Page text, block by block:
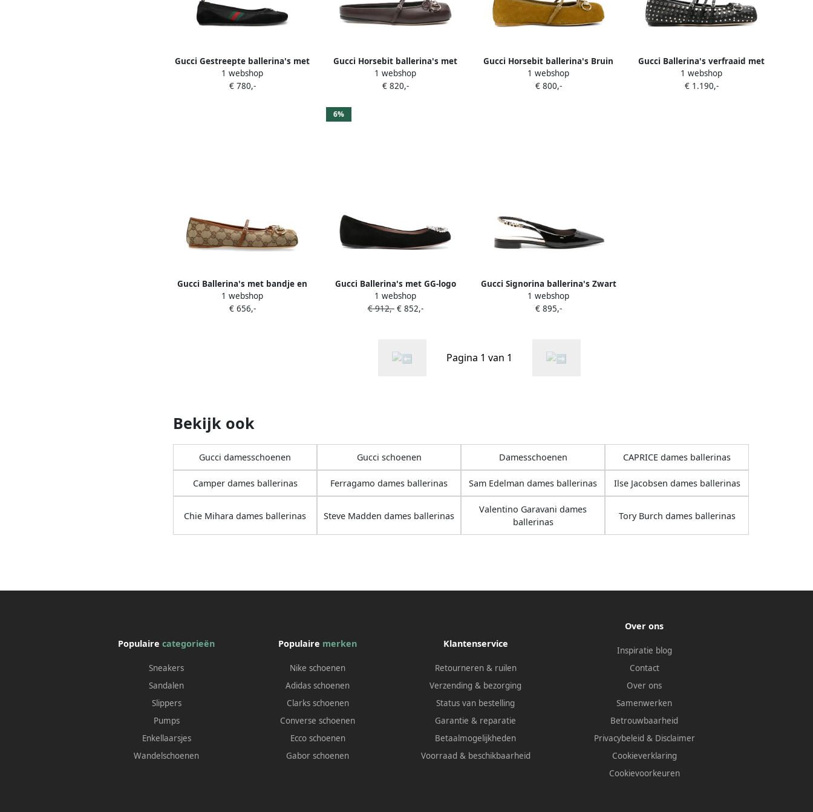
Gucci Gestreepte ballerina's met
strik Zwart
1 webshop
€ 780,-
Gucci Horsebit ballerina's met
bandje Bruin
1 webshop
€ 820,-
Gucci Horsebit ballerina's Bruin
1 webshop
€ 800,-
Gucci Ballerina's verfraaid met
studs Zwart
1 webshop
€ 1.190,-
Gucci Ballerina's met bandje en
print Beige
1 webshop
€ 656,-
6%
Gucci Ballerina's met GG-logo
Zwart
1 webshop
€ 912,-€ 852,-
Gucci Signorina ballerina's Zwart
1 webshop
€ 895,-
Pagina 1 van 1
Bekijk ook
Gucci damesschoenen Gucci schoenen Damesschoenen CAPRICE dames ballerinas
Camper dames ballerinas Ferragamo dames ballerinas Sam Edelman dames ballerinas Ilse Jacobsen dames ballerinas
Chie Mihara dames ballerinas Steve Madden dames ballerinas
Valentino Garavani dames
ballerinas
Tory Burch dames ballerinas
Populairecategorieën
Sneakers
Sandalen
Slippers
Pumps
Enkellaarsjes
Wandelschoenen
Populaire merken
Nike schoenen
Adidas schoenen
Clarks schoenen
Converse schoenen
Ecco schoenen
Gabor schoenen
Klantenservice
Retourneren & ruilen
Verzending & bezorging
Status van bestelling
Garantie & reparatie
Betaalmogelijkheden
Voorraad & beschikbaarheid
Over ons
Inspiratie blog
Contact
Over ons
Samenwerken
Betrouwbaarheid
Privacybeleid & Disclaimer
Cookieverklaring
Cookievoorkeuren